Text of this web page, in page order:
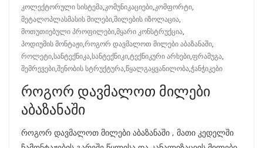
კოლექტორული სისტემა,კომუნიკაციები,კომფორტი,
მეტალოპლასმასის მილები,მილების იზოლაცია,
მოთუთიებული პროფილები,მყარი კონსტრუქცია,
პოდიუმის მონტაჟი,როგორ დავმალოთ მილები აბაზანაში,
როლეტი,სანტექნიკა,სანტექნიკი,ტექნიკური არხები,ფრამუგა,
შემრევები,შენობის სტრუქტურა,წყალგაყვანილობა,ჭანჭიკები
როგორ დავმალოთ მილები
აბაზანაში
როგორ დავმალოთ მილები აბაზანაში , მათი კედელში